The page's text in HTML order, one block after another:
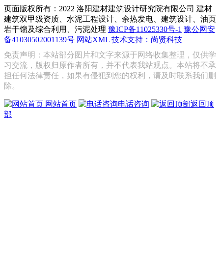
页面版权所有：2022 洛阳建材建筑设计研究院有限公司 建材
建筑双甲级资质、水泥工程设计、余热发电、建筑设计、油页
岩干馏及综合利用、污泥处理 豫ICP备11025330号-1 豫公网安
备41030502001139号 网站XML 技术支持：尚贤科技
免责声明：本站部分图片和文字来源于网络收集整理，仅供学
习交流，版权归原作者所有，并不代表我站观点。本站将不承
担任何法律责任，如果有侵犯到您的权利，请及时联系我们删
除。
网站首页 电话咨询
返回顶
部